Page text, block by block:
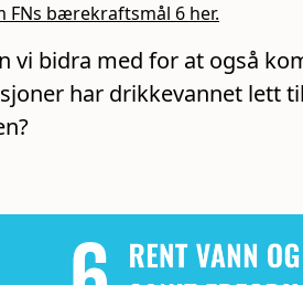
FNs bærekraftsmål 6 her.
vi bidra med for at også
har drikkevannet lett